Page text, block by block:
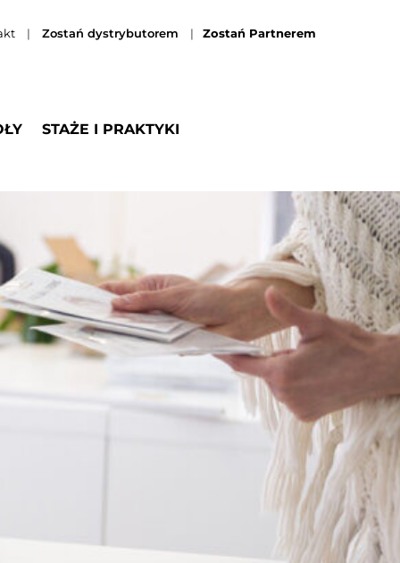
| Zostań dystrybutorem | Zostań Partnerem
STAŻE I PRAKTYKI